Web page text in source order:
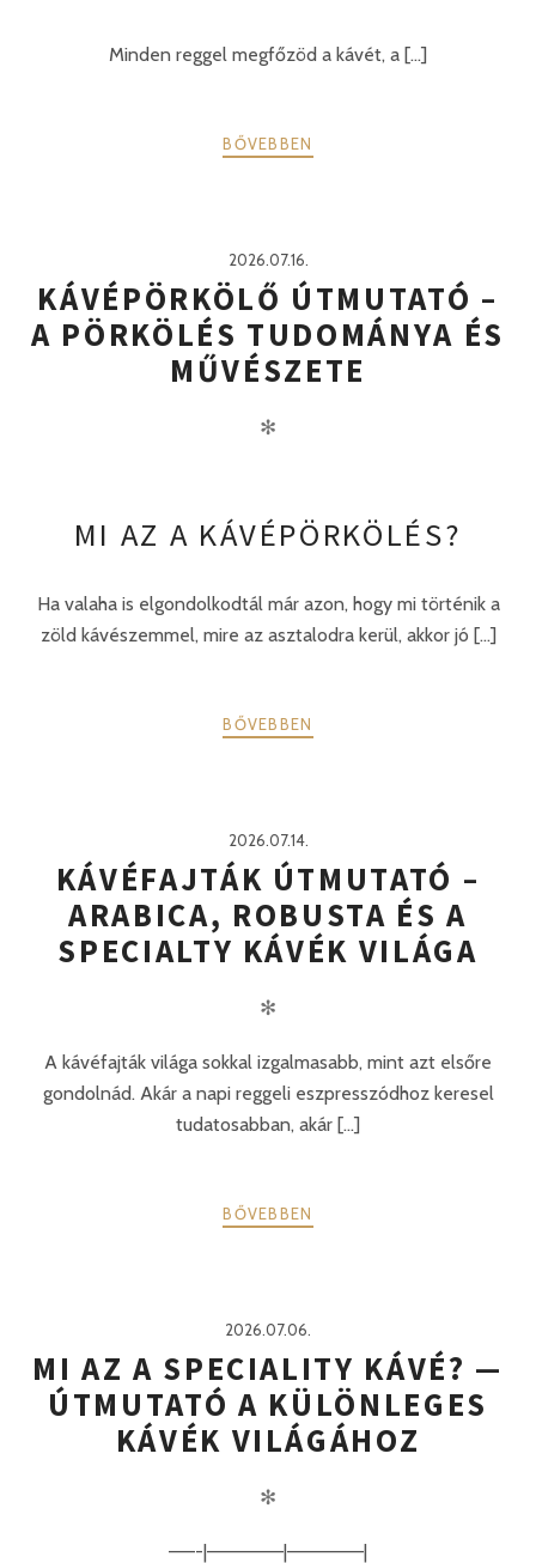
Minden reggel megfőzöd a kávét, a [...]
BŐVEBBEN
2026.07.16.
KÁVÉPÖRKÖLŐ ÚTMUTATÓ –
A PÖRKÖLÉS TUDOMÁNYA ÉS
MŰVÉSZETE
✻
MI AZ A KÁVÉPÖRKÖLÉS?
Ha valaha is elgondolkodtál már azon, hogy mi történik a
zöld kávészemmel, mire az asztalodra kerül, akkor jó [...]
BŐVEBBEN
2026.07.14.
KÁVÉFAJTÁK ÚTMUTATÓ –
ARABICA, ROBUSTA ÉS A
SPECIALTY KÁVÉK VILÁGA
✻
A kávéfajták világa sokkal izgalmasabb, mint azt elsőre
gondolnád. Akár a napi reggeli eszpresszódhoz keresel
tudatosabban, akár [...]
BŐVEBBEN
2026.07.06.
MI AZ A SPECIALITY KÁVÉ? —
ÚTMUTATÓ A KÜLÖNLEGES
KÁVÉK VILÁGÁHOZ
✻
——-|—————–|—————–|